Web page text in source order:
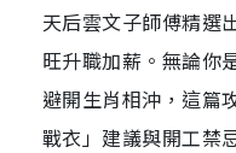
天后雲文子師傅精選
旺升職加薪。無論你
避開生肖相沖，這篇
戰衣」建議與開工禁